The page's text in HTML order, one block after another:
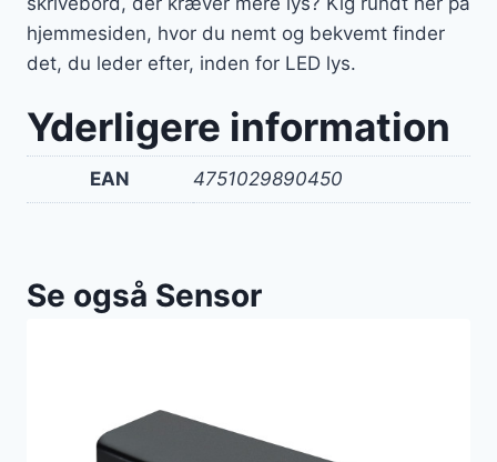
hjemmesiden, hvor du nemt og bekvemt finder
det, du leder efter, inden for LED lys.
Yderligere information
EAN 4751029890450
Se også Sensor